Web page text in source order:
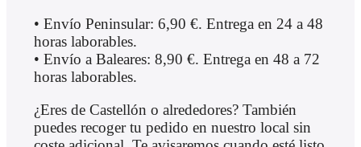
• Envío Peninsular: 6,90 €. Entrega en 24 a 48
horas laborables.
• Envío a Baleares: 8,90 €. Entrega en 48 a 72
horas laborables.
¿Eres de Castellón o alrededores? También
puedes recoger tu pedido en nuestro local sin